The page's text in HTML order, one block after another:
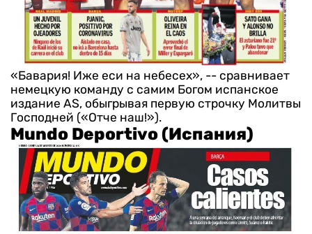
«Бавария! Иже еси на небесех», -- сравнивает
немецкую команду с самим Богом испанское
издание AS, обыгрывая первую строчку Молитвы
Господней («Отче наш!»).
Mundo Deportivo (Испания)